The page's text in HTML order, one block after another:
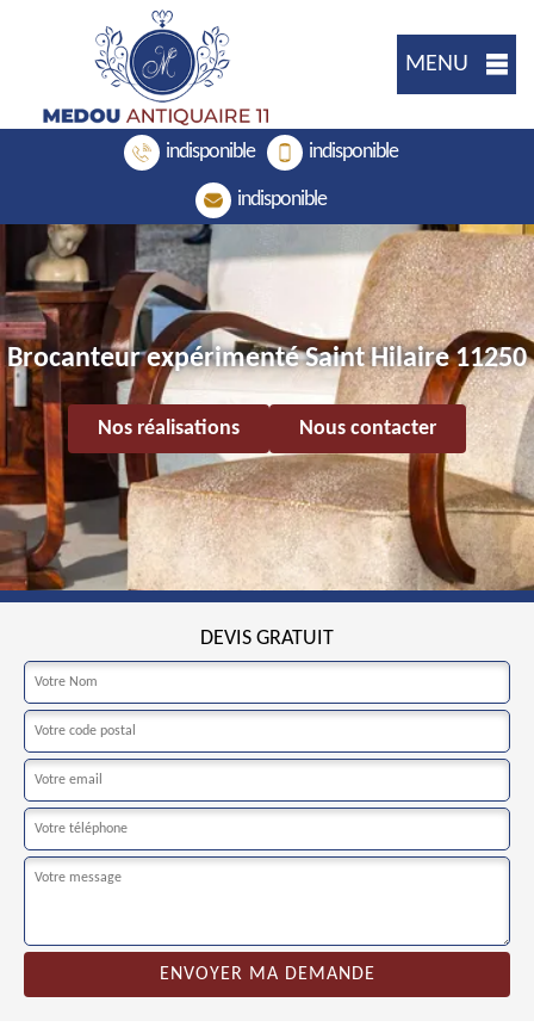
MENU
indisponible indisponible
indisponible
Brocanteur expérimenté Saint Hilaire 11250
Nos réalisations Nous contacter
DEVIS GRATUIT